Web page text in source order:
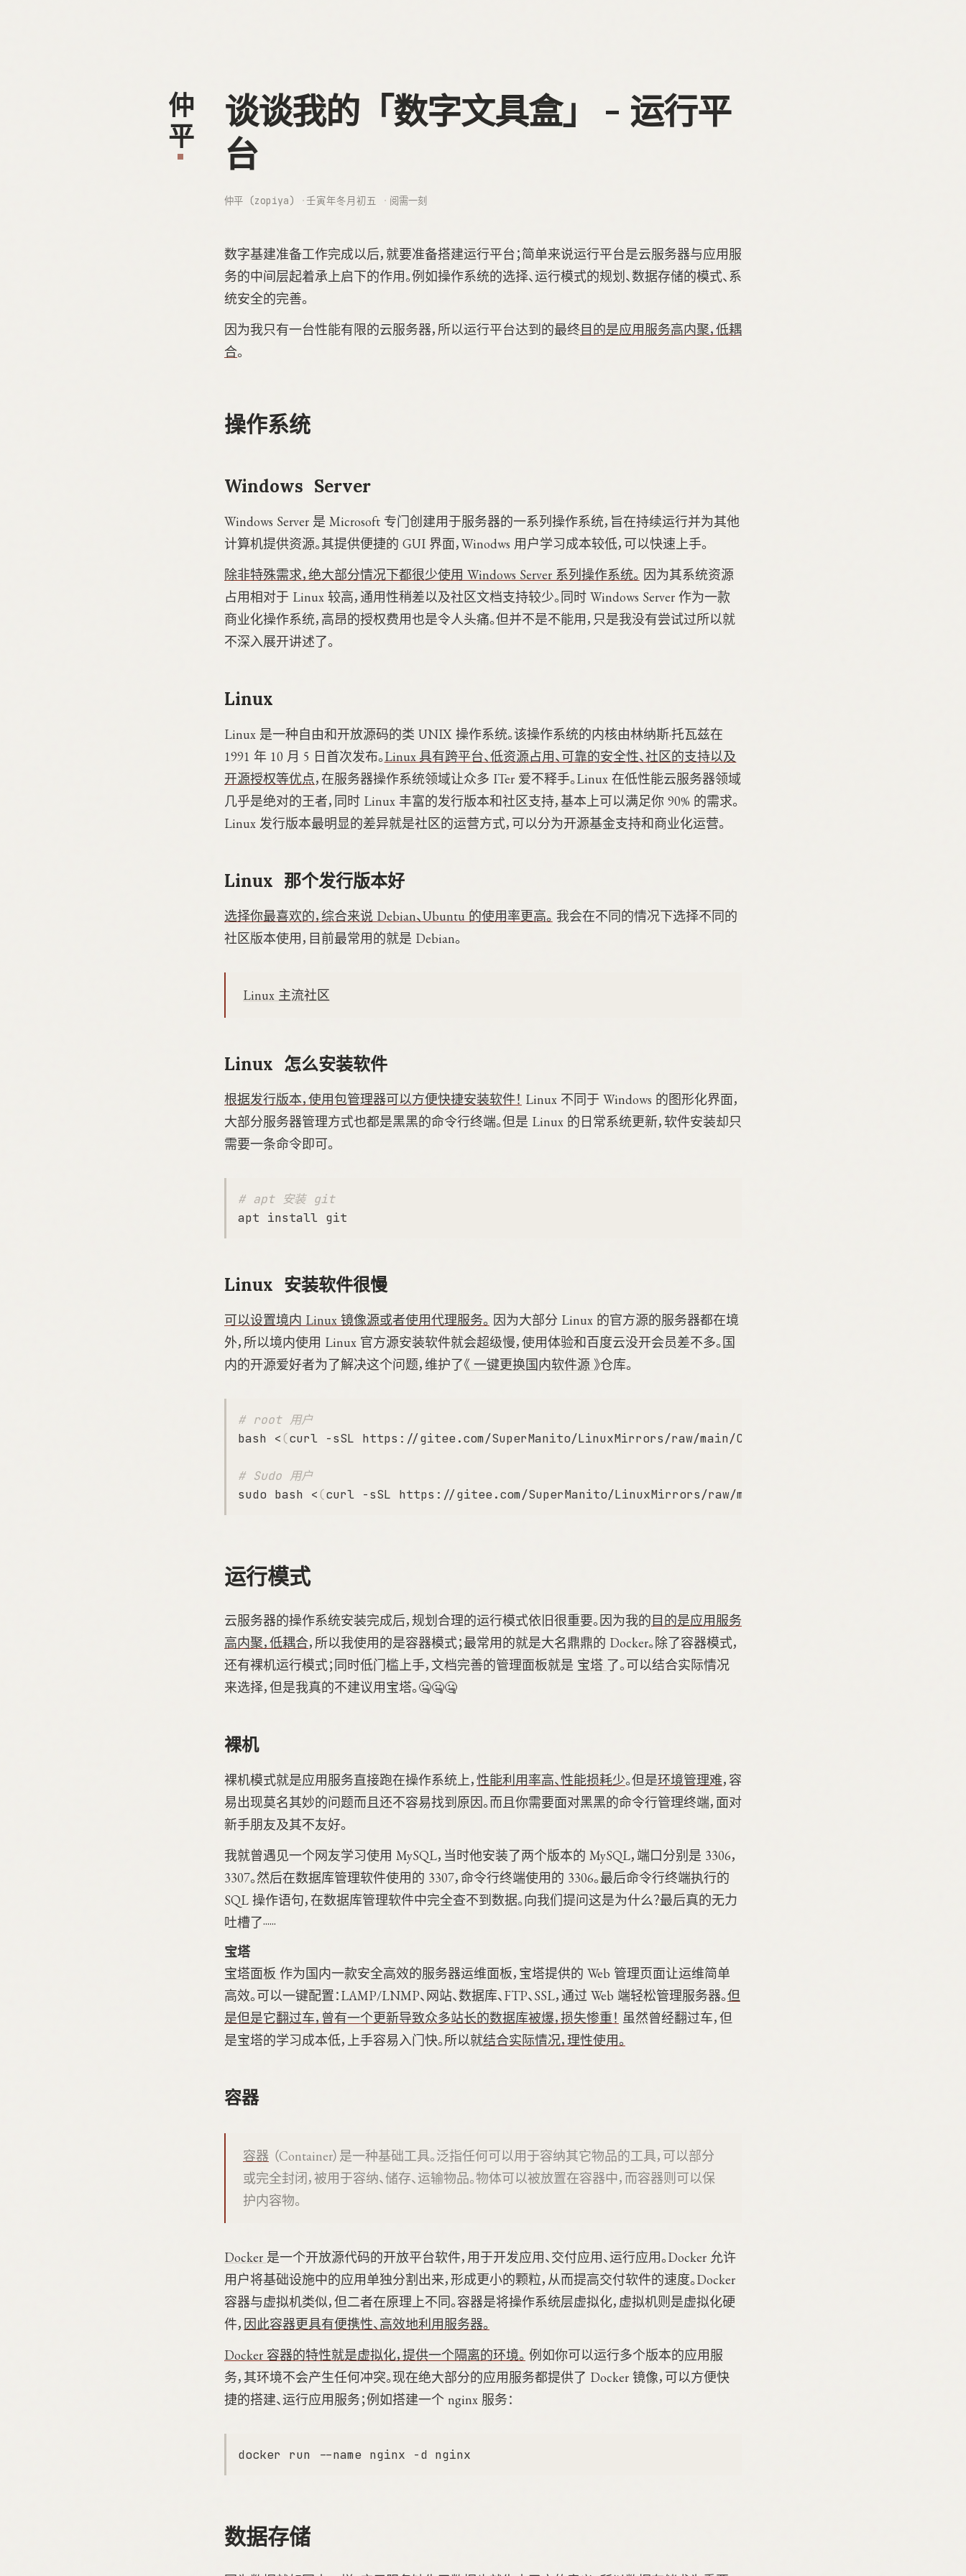
仲平
谈谈我的「数字文具盒」 - 运行平
台
仲平 (zopiya) 壬寅年冬月初五 阅需一刻
数字基建准备工作完成以后，就要准备搭建运行平台；简单来说运行平台是云服务器与应用服
务的中间层起着承上启下的作用。例如操作系统的选择、运行模式的规划、数据存储的模式、系
统安全的完善。
因为我只有一台性能有限的云服务器，所以运行平台达到的最终目的是应用服务高内聚，低耦
合。
操作系统
Windows Server
Windows Server 是 Microsoft 专门创建用于服务器的一系列操作系统，旨在持续运行并为其他
计算机提供资源。其提供便捷的 GUI 界面，Winodws 用户学习成本较低，可以快速上手。
除非特殊需求，绝大部分情况下都很少使用 Windows Server 系列操作系统。 因为其系统资源
占用相对于 Linux 较高，通用性稍差以及社区文档支持较少。同时 Windows Server 作为一款
商业化操作系统，高昂的授权费用也是令人头痛。但并不是不能用，只是我没有尝试过所以就
不深入展开讲述了。
Linux
Linux 是一种自由和开放源码的类 UNIX 操作系统。该操作系统的内核由林纳斯·托瓦兹在
1991 年 10 月 5 日首次发布。Linux 具有跨平台、低资源占用、可靠的安全性、社区的支持以及
开源授权等优点，在服务器操作系统领域让众多 ITer 爱不释手。Linux 在低性能云服务器领域
几乎是绝对的王者，同时 Linux 丰富的发行版本和社区支持，基本上可以满足你 90% 的需求。
Linux 发行版本最明显的差异就是社区的运营方式，可以分为开源基金支持和商业化运营。
Linux 那个发行版本好
选择你最喜欢的，综合来说 Debian、Ubuntu 的使用率更高。 我会在不同的情况下选择不同的
社区版本使用，目前最常用的就是 Debian。
Linux 主流社区
Linux 怎么安装软件
根据发行版本，使用包管理器可以方便快捷安装软件！ Linux 不同于 Windows 的图形化界面，
大部分服务器管理方式也都是黑黑的命令行终端。但是 Linux 的日常系统更新，软件安装却只
需要一条命令即可。
# apt 安装 git
Linux 安装软件很慢
可以设置境内 Linux 镜像源或者使用代理服务。 因为大部分 Linux 的官方源的服务器都在境
外，所以境内使用 Linux 官方源安装软件就会超级慢，使用体验和百度云没开会员差不多。国
内的开源爱好者为了解决这个问题，维护了《 一键更换国内软件源 》仓库。
# root 用户
bash < (curl -sSL https://gitee.com/SuperManito/LinuxMirrors/raw/main/ChangeMirrors.sh
# Sudo 用户
sudo bash < (curl -sSL https://gitee.com/SuperManito/LinuxMirrors/raw/main/ChangeMirrors.sh
运行模式
云服务器的操作系统安装完成后，规划合理的运行模式依旧很重要。因为我的目的是应用服务
高内聚，低耦合，所以我使用的是容器模式；最常用的就是大名鼎鼎的 Docker。除了容器模式，
还有裸机运行模式；同时低门槛上手，文档完善的管理面板就是 宝塔 了。可以结合实际情况
来选择，但是我真的不建议用宝塔。🤐🤐🤐
裸机
裸机模式就是应用服务直接跑在操作系统上，性能利用率高、性能损耗少。但是环境管理难，容
易出现莫名其妙的问题而且还不容易找到原因。而且你需要面对黑黑的命令行管理终端，面对
新手朋友及其不友好。
我就曾遇见一个网友学习使用 MySQL，当时他安装了两个版本的 MySQL，端口分别是 3306，
3307。然后在数据库管理软件使用的 3307，命令行终端使用的 3306。最后命令行终端执行的
SQL 操作语句，在数据库管理软件中完全查不到数据。向我们提问这是为什么？最后真的无力
吐槽了······
宝塔
宝塔面板 作为国内一款安全高效的服务器运维面板，宝塔提供的 Web 管理页面让运维简单
高效。可以一键配置：LAMP/LNMP、网站、数据库、FTP、SSL，通过 Web 端轻松管理服务器。但
是但是它翻过车，曾有一个更新导致众多站长的数据库被爆，损失惨重！ 虽然曾经翻过车，但
是宝塔的学习成本低，上手容易入门快。所以就结合实际情况，理性使用。
容器
容器 （Container）是一种基础工具。泛指任何可以用于容纳其它物品的工具，可以部分
或完全封闭，被用于容纳、储存、运输物品。物体可以被放置在容器中，而容器则可以保
护内容物。
Docker 是一个开放源代码的开放平台软件，用于开发应用、交付应用、运行应用。Docker 允许
用户将基础设施中的应用单独分割出来，形成更小的颗粒，从而提高交付软件的速度。Docker
容器与虚拟机类似，但二者在原理上不同。容器是将操作系统层虚拟化，虚拟机则是虚拟化硬
件， 因此容器更具有便携性、高效地利用服务器。
Docker 容器的特性就是虚拟化，提供一个隔离的环境。 例如你可以运行多个版本的应用服
务，其环境不会产生任何冲突。现在绝大部分的应用服务都提供了 Docker 镜像，可以方便快
捷的搭建、运行应用服务；例如搭建一个 nginx 服务：
数据存储